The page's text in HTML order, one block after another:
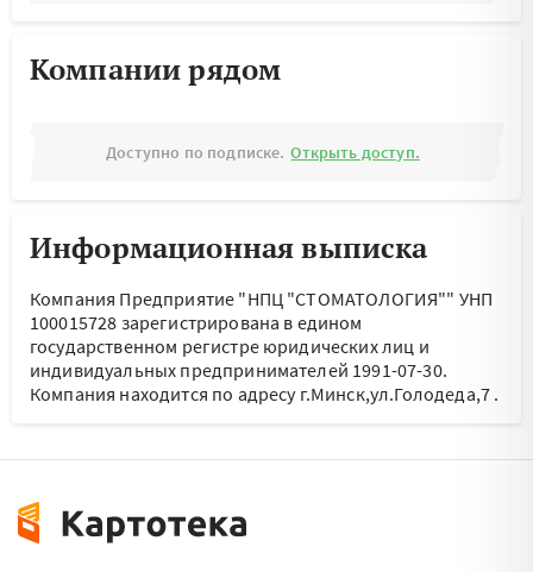
Компании рядом
Доступно по подписке. Открыть доступ.
Информационная выписка
Компания Предприятие "НПЦ "СТОМАТОЛОГИЯ"" УНП
100015728 зарегистрирована в едином
государственном регистре юридических лиц и
индивидуальных предпринимателей 1991-07-30.
Компания находится по адресу г.Минск,ул.Голодеда,7 .